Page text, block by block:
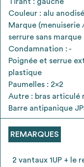
* Attention, l’ajout
vaut aucunement
voirFAQ
Couleur : alu anodisé
Marque (menuiserie
serrure sans marque
Condamnation : -
Poignée et serrue
plastique
Paumelles : 2x2
Autre : bras articulé
Barre antipanique
REMARQUES
2 vantaux 1UP + le